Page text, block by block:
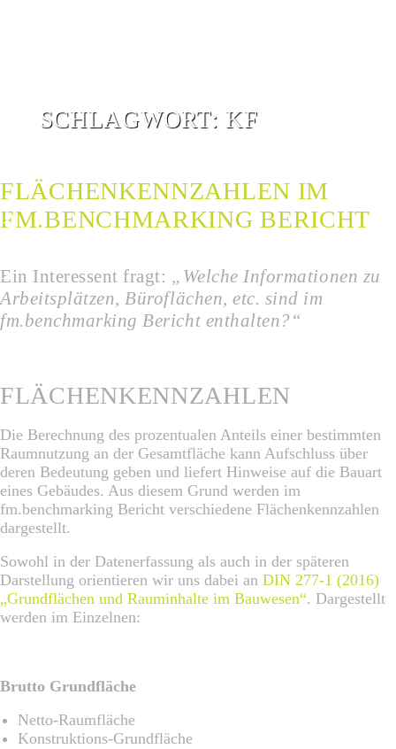
SCHLAGWORT: KF
FLÄCHENKENNZAHLEN IM
FM.BENCHMARKING BERICHT
Ein Interessent fragt: „Welche Informationen zu
Arbeitsplätzen, Büroflächen, etc. sind im
fm.benchmarking Bericht enthalten?“
FLÄCHENKENNZAHLEN
Die Berechnung des prozentualen Anteils einer bestimmten
Raumnutzung an der Gesamtfläche kann Aufschluss über
deren Bedeutung geben und liefert Hinweise auf die Bauart
eines Gebäudes. Aus diesem Grund werden im
fm.benchmarking Bericht verschiedene Flächenkennzahlen
dargestellt.
Sowohl in der Datenerfassung als auch in der späteren
Darstellung orientieren wir uns dabei an DIN 277-1 (2016)
„Grundflächen und Rauminhalte im Bauwesen“. Dargestellt
werden im Einzelnen:
Brutto Grundfläche
Netto-Raumfläche
Konstruktions-Grundfläche